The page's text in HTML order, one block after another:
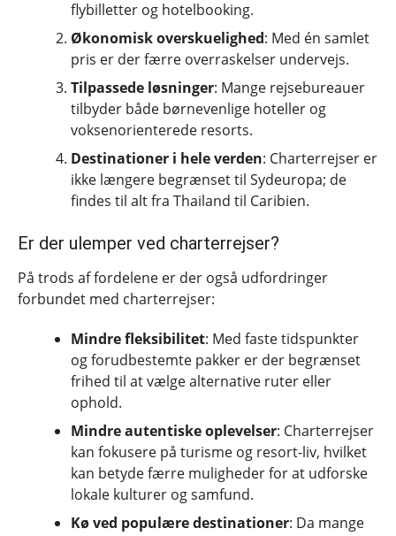
flybilletter og hotelbooking.
Økonomisk overskuelighed: Med én samlet
pris er der færre overraskelser undervejs.
Tilpassede løsninger: Mange rejsebureauer
tilbyder både børnevenlige hoteller og
voksenorienterede resorts.
Destinationer i hele verden: Charterrejser er
ikke længere begrænset til Sydeuropa; de
findes til alt fra Thailand til Caribien.
Er der ulemper ved charterrejser?
På trods af fordelene er der også udfordringer
forbundet med charterrejser:
Mindre fleksibilitet: Med faste tidspunkter
og forudbestemte pakker er der begrænset
frihed til at vælge alternative ruter eller
ophold.
Mindre autentiske oplevelser: Charterrejser
kan fokusere på turisme og resort-liv, hvilket
kan betyde færre muligheder for at udforske
lokale kulturer og samfund.
Kø ved populære destinationer: Da mange